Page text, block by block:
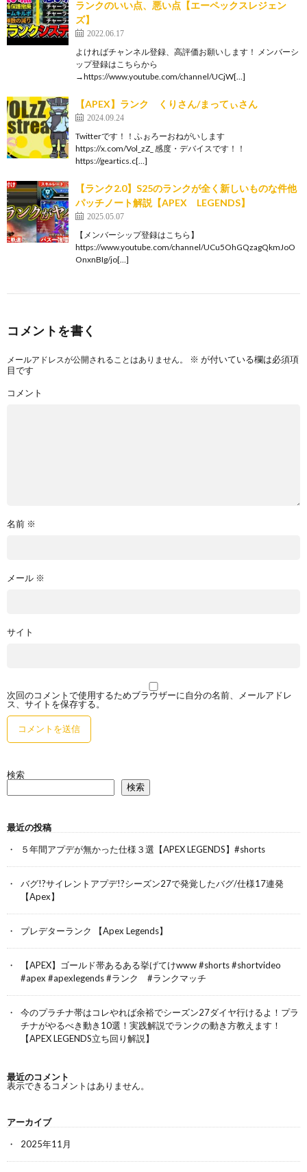
ランクのいい点、悪い点【エーペックスレジェン
ズ】
2022.06.17
よければチャンネル登録、高評価お願いします！ メンバーシ
ップ登録はこちらから
→https://www.youtube.com/channel/UCjW[…]
【APEX】ランク くりさん/まってぃさん
2024.09.24
Twitterです！！ふぉろーおねがいします
https://x.com/Vol_zZ_ 感度・デバイスです！！
https://geartics.c[…]
【ランク2.0】S25のランクが全く新しいものな件他
パッチノート解説【APEX LEGENDS】
2025.05.07
【メンバーシップ登録はこちら】
https://www.youtube.com/channel/UCu5OhGQzagQkmJoO
OnxnBIg/jo[…]
コメントを書く
メールアドレスが公開されることはありません。 ※ が付いている欄は必須項
目です
コメント
名前 ※
メール ※
サイト
次回のコメントで使用するためブラウザーに自分の名前、メールアドレ
ス、サイトを保存する。
検索
検索
最近の投稿
５年間アプデが無かった仕様３選【APEX LEGENDS】#shorts
バグ!?サイレントアプデ!?シーズン27で発覚したバグ/仕様17連発
【Apex】
プレデターランク 【Apex Legends】
【APEX】ゴールド帯あるある挙げてけwww #shorts #shortvideo
#apex #apexlegends #ランク #ランクマッチ
今のプラチナ帯はコレやれば余裕でシーズン27ダイヤ行けるよ！プラ
チナがやるべき動き10選！実践解説でランクの動き方教えます！
【APEX LEGENDS立ち回り解説】
最近のコメント
表示できるコメントはありません。
アーカイブ
2025年11月